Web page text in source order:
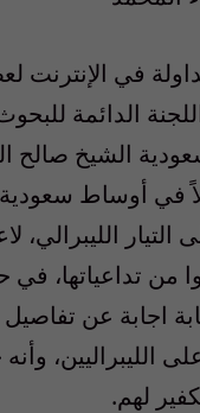
في الإنترنت
الدائمة
الشيخ صالح
في أوساط
الليبرالي،
من تداعياتها، في
اجابة عن تفاصيل
الليبراليين،
لهم.